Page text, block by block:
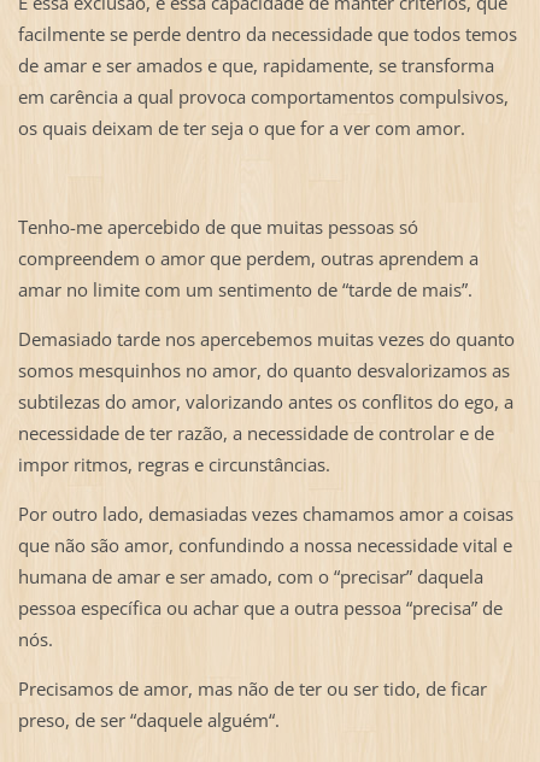
facilmente se perde dentro da necessidade que todos temos
de amar e ser amados e que, rapidamente, se transforma
em carência a qual provoca comportamentos compulsivos,
os quais deixam de ter seja o que for a ver com amor.
Tenho-me apercebido de que muitas pessoas só
compreendem o amor que perdem, outras aprendem a
amar no limite com um sentimento de “tarde de mais”.
Demasiado tarde nos apercebemos muitas vezes do quanto
somos mesquinhos no amor, do quanto desvalorizamos as
subtilezas do amor, valorizando antes os conflitos do ego, a
necessidade de ter razão, a necessidade de controlar e de
impor ritmos, regras e circunstâncias.
Por outro lado, demasiadas vezes chamamos amor a coisas
que não são amor, confundindo a nossa necessidade vital e
humana de amar e ser amado, com o “precisar” daquela
pessoa específica ou achar que a outra pessoa “precisa” de
nós.
Precisamos de amor, mas não de ter ou ser tido, de ficar
preso, de ser “daquele alguém“.